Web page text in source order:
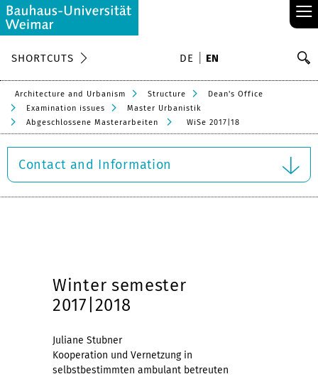
≡
SHORTCUTS DE EN
Architecture and Urbanism Structure
Dean's Office
Examination issues
Master Urbanistik
Abgeschlossene Masterarbeiten
WiSe 2017|18
Contact and Information
Winter semester
2017|2018
Juliane Stubner
Kooperation und Vernetzung in
selbstbestimmten ambulant betreuten